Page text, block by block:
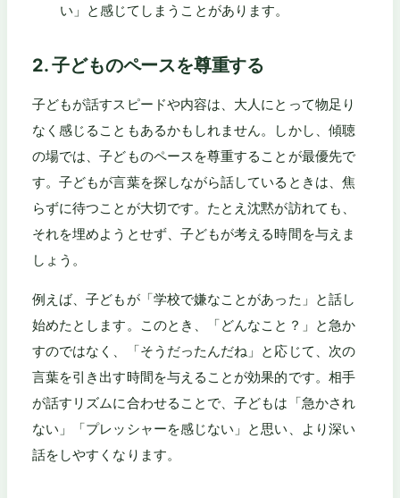
い」と感じてしまうことがあります。
2. 子どものペースを尊重する
子どもが話すスピードや内容は、大人にとって物足り
なく感じることもあるかもしれません。しかし、傾聴
の場では、子どものペースを尊重することが最優先で
す。子どもが言葉を探しながら話しているときは、焦
らずに待つことが大切です。たとえ沈黙が訪れても、
それを埋めようとせず、子どもが考える時間を与えま
しょう。
例えば、子どもが「学校で嫌なことがあった」と話し
始めたとします。このとき、「どんなこと？」と急か
すのではなく、「そうだったんだね」と応じて、次の
言葉を引き出す時間を与えることが効果的です。相手
が話すリズムに合わせることで、子どもは「急かされ
ない」「プレッシャーを感じない」と思い、より深い
話をしやすくなります。